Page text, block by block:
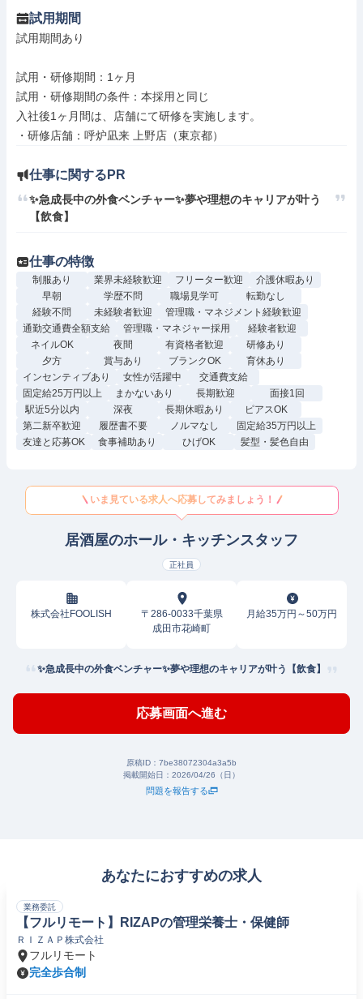
試用期間
試用期間あり
試用・研修期間：1ヶ月
試用・研修期間の条件：本採用と同じ
入社後1ヶ月間は、店舗にて研修を実施します。
仕事に関するPR
✨急成長中の外食ベンチャー✨夢や理想のキャリアが叶う
【飲食】
仕事の特徴
制服あり 業界未経験歓迎 フリーター歓迎
介護休暇あり
早朝
学歴不問 職場見学可
転勤なし
経験不問
未経験者歓迎
管理職・マネジメント経験歓迎
通勤交通費全額支給
管理職・マネジャー採用
経験者歓迎
ネイルOK
夜間 有資格者歓迎
研修あり
夕方
賞与あり ブランクOK
育休あり
インセンティブあり
女性が活躍中
交通費支給
固定給25万円以上
まかないあり 長期歓迎
面接1回
駅近5分以内
深夜 長期休暇あり
ピアスOK
第二新卒歓迎
履歴書不要 ノルマなし
固定給35万円以上
友達と応募OK
食事補助あり ひげOK 髪型・髪色自由
いま見ている求人へ応募してみましょう！
居酒屋のホール・キッチンスタッフ
正社員
株式会社FOOLISH
〒286-0033千葉県
成田市花崎町
月給35万円～50万円
✨急成長中の外食ベンチャー✨夢や理想のキャリアが叶う【飲食】
応募画面へ進む
原稿ID： 7be38072304a3a5b
掲載開始日： 2026/04/26（日）
問題を報告する
あなたにおすすめの求人
業務委託
【フルリモート】RIZAPの管理栄養士・保健師
ＲＩＺＡＰ株式会社
フルリモート
完全歩合制